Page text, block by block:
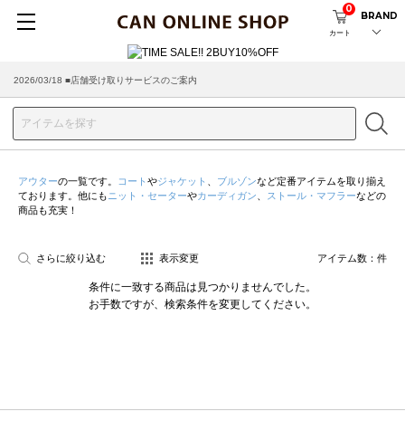
カート
0
BRAND
2026/03/18 ■店舗受け取りサービスのご案内
アウターの一覧です。 コート やジャケット ブルゾンなど定番アイテムを取り揃え
ております。他にも ニット・セーターやカーディガン ストール・マフラーなどの
商品も充実！
さらに絞り込む 表示変更 アイテム数： 件
条件に一致する商品は見つかりませんでした。
お手数ですが、検索条件を変更してください。